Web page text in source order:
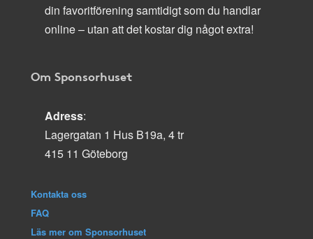
din favoritförening samtidigt som du handlar
online – utan att det kostar dig något extra!
Om Sponsorhuset
Adress:
Lagergatan 1 Hus B19a, 4 tr
415 11 Göteborg
Kontakta oss
FAQ
Läs mer om Sponsorhuset